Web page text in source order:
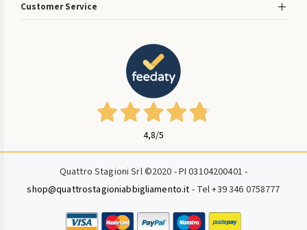
Customer Service
4,8/5
Quattro Stagioni Srl ©2020 - PI 03104200401 -
shop@quattrostagioniabbigliamento.it - Tel +39 346 0758777